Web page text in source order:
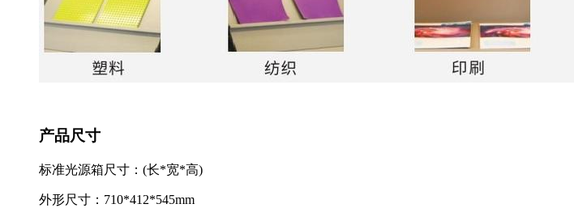
产品尺寸
标准光源箱尺寸：(长*宽*高)
外形尺寸：710*412*545mm